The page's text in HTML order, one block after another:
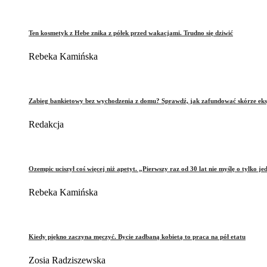
Ten kosmetyk z Hebe znika z półek przed wakacjami. Trudno się dziwić
Rebeka Kamińska
Zabieg bankietowy bez wychodzenia z domu? Sprawdź, jak zafundować skórze
Redakcja
Ozempic uciszył coś więcej niż apetyt. „Pierwszy raz od 30 lat nie myślę o tylko
Rebeka Kamińska
Kiedy piękno zaczyna męczyć. Bycie zadbaną kobietą to praca na pół etatu
Zosia Radziszewska